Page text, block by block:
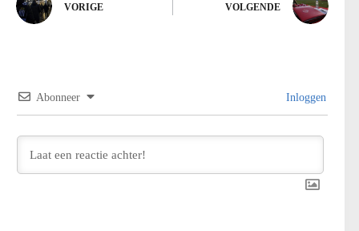
VORIGE VOLGENDE
Abonneer Inloggen